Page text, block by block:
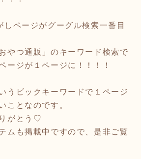
しページがグーグル検索一番目
やつ通販」のキーワード検索で
ージが１ページに！！！！
うビックキーワードで１ページ
ことなのです。
がとう♡
ムも掲載中ですので、是非ご覧